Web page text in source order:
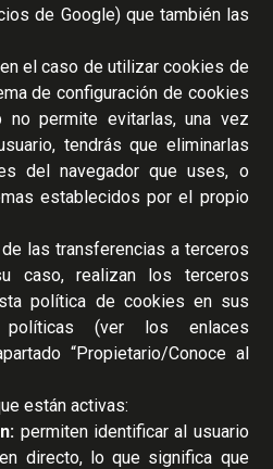
de Google) que también las
el caso de utilizar cookies de
de configuración de cookies
permite evitarlas, una vez
tendrás que eliminarlas
del navegador que uses, o
establecidos por el propio
las transferencias a terceros
caso, realizan los terceros
política de cookies en sus
políticas (ver los enlaces
“Propietario/Conoce al
están activas:
permiten identificar al usuario
directo, lo que significa que